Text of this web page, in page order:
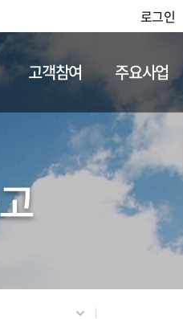
로그인
채용정보
고객참여 주요사업